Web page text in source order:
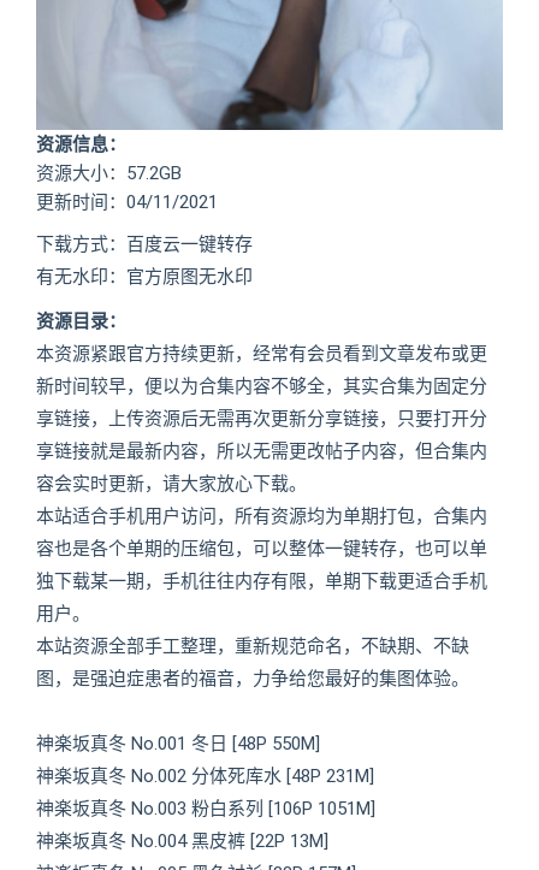
资源信息：
资源大小：57.2GB
更新时间：04/11/2021
下载方式：百度云一键转存
有无水印：官方原图无水印
资源目录：
本资源紧跟官方持续更新，经常有会员看到文章发布或更
新时间较早，便以为合集内容不够全，其实合集为固定分
享链接，上传资源后无需再次更新分享链接，只要打开分
享链接就是最新内容，所以无需更改帖子内容，但合集内
容会实时更新，请大家放心下载。
本站适合手机用户访问，所有资源均为单期打包，合集内
容也是各个单期的压缩包，可以整体一键转存，也可以单
独下载某一期，手机往往内存有限，单期下载更适合手机
用户。
本站资源全部手工整理，重新规范命名，不缺期、不缺
图，是强迫症患者的福音，力争给您最好的集图体验。
神楽坂真冬 No.001 冬日 [48P 550M]
神楽坂真冬 No.002 分体死库水 [48P 231M]
神楽坂真冬 No.003 粉白系列 [106P 1051M]
神楽坂真冬 No.004 黑皮裤 [22P 13M]